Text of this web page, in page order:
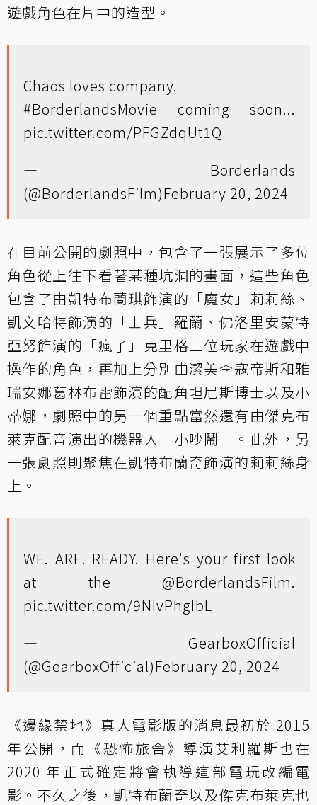
遊戲角色在片中的造型。
Chaos loves company.
#BorderlandsMovie coming soon...
pic.twitter.com/PFGZdqUt1Q
— Borderlands
(@BorderlandsFilm)February 20, 2024
在目前公開的劇照中，包含了一張展示了多位
角色從上往下看著某種坑洞的畫面，這些角色
包含了由凱特布蘭琪飾演的「魔女」莉莉絲、
凱文哈特飾演的「士兵」羅蘭、佛洛里安蒙特
亞努飾演的「瘋子」克里格三位玩家在遊戲中
操作的角色，再加上分別由潔美李寇帝斯和雅
瑞安娜葛林布雷飾演的配角坦尼斯博士以及小
蒂娜，劇照中的另一個重點當然還有由傑克布
萊克配音演出的機器人「小吵鬧」。此外，另
一張劇照則聚焦在凱特布蘭奇飾演的莉莉絲身
上。
WE. ARE. READY. Here's your first look
at the @BorderlandsFilm.
pic.twitter.com/9NIvPhgIbL
— GearboxOfficial
(@GearboxOfficial)February 20, 2024
《邊緣禁地》真人電影版的消息最初於 2015
年公開，而《恐怖旅舍》導演艾利羅斯也在
2020 年正式確定將會執導這部電玩改編電
影。不久之後，凱特布蘭奇以及傑克布萊克也